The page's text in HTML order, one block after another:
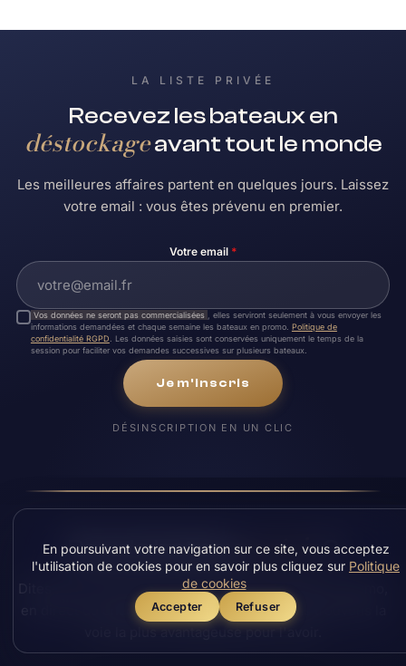
En poursuivant votre navigation sur ce site, vous acceptez
l'utilisation de cookies pour en savoir plus cliquez sur Politique
de cookies
Accepter Refuser
LA LISTE PRIVÉE
Recevez les bateaux en
déstockageavant tout le monde
Les meilleures affaires partent en quelques jours. Laissez
votre email : vous êtes prévenu en premier.
Votre email *
Vos données ne seront pas commercialisées
, elles serviront seulement à vous envoyer les
informations demandées et chaque semaine les bateaux en promo. Politique de
confidentialité RGPD . Les données saisies sont conservées uniquement le temps de la
session pour faciliter vos demandes successives sur plusieurs bateaux.
Je m'inscris
DÉSINSCRIPTION EN UN CLIC
Pas de bateauprécis?
Dites-nous ce que vous voulez. En déstockage, en démo,
en direct du chantier ou sur recherche, nous trouvons la
voie la plus avantageuse pour l'avoir.